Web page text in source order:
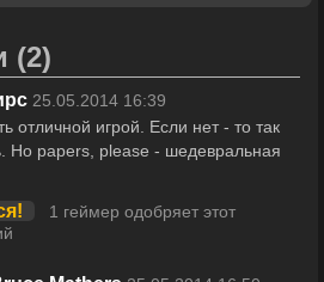
(2)
25.05.2014 16:39
отличной игрой. Если нет - то так
Но papers, please - шедевральная
1 геймер одобряет этот